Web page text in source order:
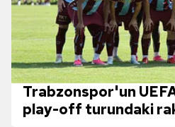
Trabzonspor'un
play-off turundaki